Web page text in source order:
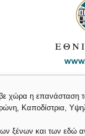
χώρα η επανάσταση
Καποδίστρια,
ξένων και των εδώ